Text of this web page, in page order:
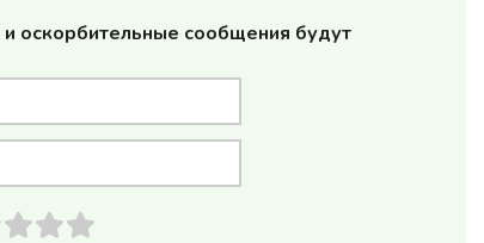
оскорбительные сообщения будут